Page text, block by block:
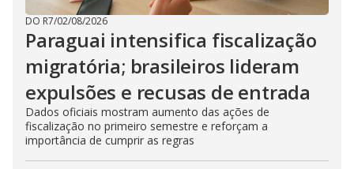
DO R7/02/08/2026
Paraguai intensifica fiscalização
migratória; brasileiros lideram
expulsões e recusas de entrada
Dados oficiais mostram aumento das ações de
fiscalização no primeiro semestre e reforçam a
importância de cumprir as regras